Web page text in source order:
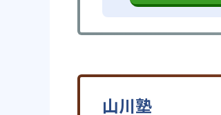
山川塾